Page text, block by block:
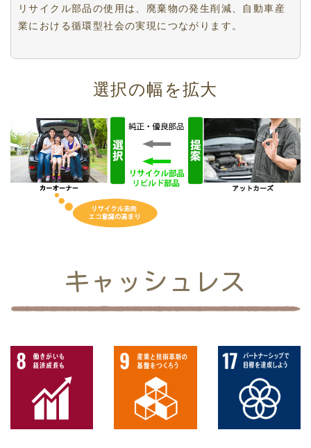
リサイクル部品の使用は、廃棄物の発生削減、自動車産
業における循環型社会の実現につながります。
選択の幅を拡大
キャッシュレス